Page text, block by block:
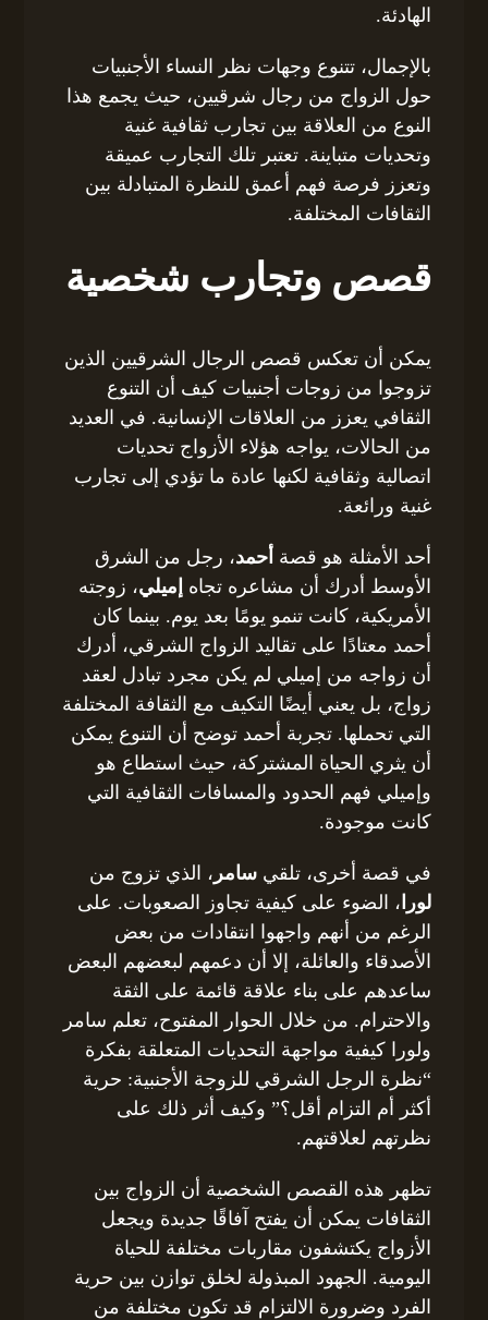
الهادئة.
بالإجمال، تتنوع وجهات نظر النساء الأجنبيات
حول الزواج من رجال شرقيين، حيث يجمع هذا
النوع من العلاقة بين تجارب ثقافية غنية
وتحديات متباينة. تعتبر تلك التجارب عميقة
وتعزز فرصة فهم أعمق للنظرة المتبادلة بين
الثقافات المختلفة.
قصص وتجارب شخصية
يمكن أن تعكس قصص الرجال الشرقيين الذين
تزوجوا من زوجات أجنبيات كيف أن التنوع
الثقافي يعزز من العلاقات الإنسانية. في العديد
من الحالات، يواجه هؤلاء الأزواج تحديات
اتصالية وثقافية لكنها عادة ما تؤدي إلى تجارب
غنية ورائعة.
أحد الأمثلة هو قصة أحمد، رجل من الشرق
الأوسط أدرك أن مشاعره تجاه إميلي، زوجته
الأمريكية، كانت تنمو يومًا بعد يوم. بينما كان
أحمد معتادًا على تقاليد الزواج الشرقي، أدرك
أن زواجه من إميلي لم يكن مجرد تبادل لعقد
زواج، بل يعني أيضًا التكيف مع الثقافة المختلفة
التي تحملها. تجربة أحمد توضح أن التنوع يمكن
أن يثري الحياة المشتركة، حيث استطاع هو
وإميلي فهم الحدود والمسافات الثقافية التي
كانت موجودة.
في قصة أخرى، تلقيسامر ، الذي تزوج من
لورا ، الضوء على كيفية تجاوز الصعوبات. على
الرغم من أنهم واجهوا انتقادات من بعض
الأصدقاء والعائلة، إلا أن دعمهم لبعضهم البعض
ساعدهم على بناء علاقة قائمة على الثقة
والاحترام. من خلال الحوار المفتوح، تعلم سامر
ولورا كيفية مواجهة التحديات المتعلقة بفكرة
“نظرة الرجل الشرقي للزوجة الأجنبية: حرية
أكثر أم التزام أقل؟” وكيف أثر ذلك على
نظرتهم لعلاقتهم.
تظهر هذه القصص الشخصية أن الزواج بين
الثقافات يمكن أن يفتح آفاقًا جديدة ويجعل
الأزواج يكتشفون مقاربات مختلفة للحياة
اليومية. الجهود المبذولة لخلق توازن بين حرية
الفرد وضرورة الالتزام قد تكون مختلفة من